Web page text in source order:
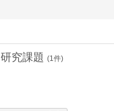
研究課題 (1件)